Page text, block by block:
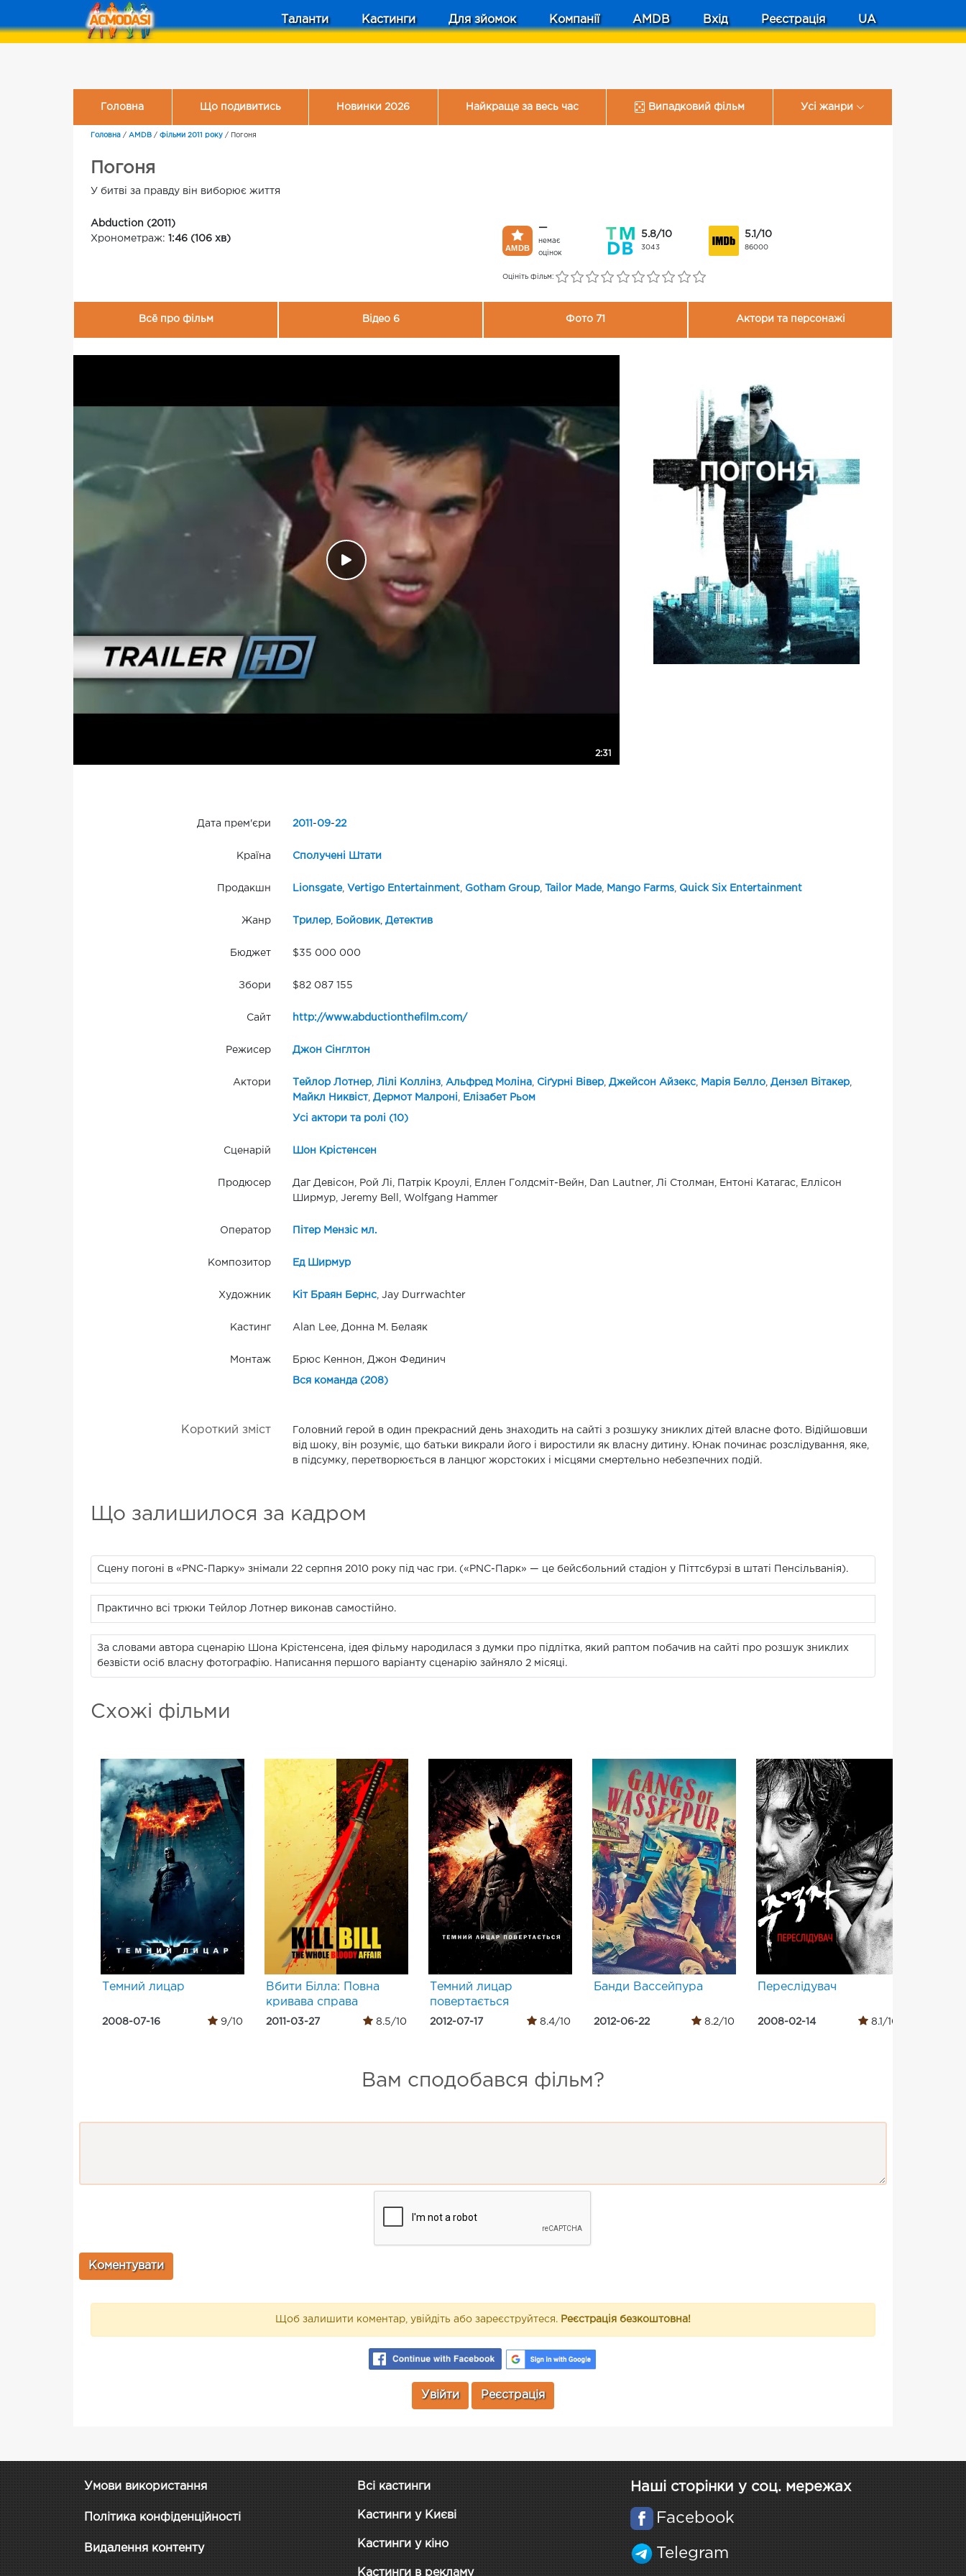
Таланти Кастинги Для зйомок Компанії AMDB Вхід Реєстрація UA
Головна Що подивитись Новинки 2026 Найкраще за весь час Випадковий фільм Усі жанри
Головна / AMDB / Фільми 2011 року / Погоня
Погоня
У битві за правду він виборює життя
Abduction (2011)
Хронометраж: 1:46 (106 хв)
—
немає
оцінок
5.8/10
3043
5.1/10
86000
Оцініть фільм:
Всё про фільм Відео 6 Фото 71 Актори та персонажі
2:31
Дата прем'єри 2011 -09-22
Країна Сполучені Штати
Продакшн Lionsgate, Vertigo Entertainment, Gotham Group, Tailor Made, Mango Farms, Quick Six Entertainment
Жанр Трилер, Бойовик, Детектив
Бюджет $35 000 000
Збори $82 087 155
Сайт http://www.abductionthefilm.com/
Режисер Джон Сінглтон
Актори Тейлор Лотнер, Лілі Коллінз, Альфред Моліна, Сіґурні Вівер, Джейсон Айзекс, Марія Белло, Дензел Вітакер,
Майкл Никвіст, Дермот Малроні Елізабет Рьом
Усі актори та ролі (10)
Сценарій Шон Крістенсен
Продюсер
Даг Девісон, Рой Лі, Патрік Кроулі, Еллен Голдсміт-Вейн, Dan Lautner, Лі Столман, Ентоні Катагас, Еллісон
Ширмур, Jeremy Bell, Wolfgang Hammer
Оператор Пітер Мензіс мл.
Композитор Ед Ширмур
Художник Кіт Браян Бернс, Jay Durrwachter
Кастинг Alan Lee, Донна М. Белаяк
Монтаж Брюс Кеннон, Джон Фединич
Вся команда (208)
Короткий зміст
Головний герой в один прекрасний день знаходить на сайті з розшуку зниклих дітей власне фото. Відійшовши
від шоку, він розуміє, що батьки викрали його і виростили як власну дитину. Юнак починає розслідування, яке,
в підсумку, перетворюється в ланцюг жорстоких і місцями смертельно небезпечних подій.
Що залишилося за кадром
Сцену погоні в «PNC-Парку» знімали 22 серпня 2010 року під час гри. («PNC-Парк» — це бейсбольний стадіон у Піттсбурзі в штаті Пенсільванія).
Практично всі трюки Тейлор Лотнер виконав самостійно.
За словами автора сценарію Шона Крістенсена, ідея фільму народилася з думки про підлітка, який раптом побачив на сайті про розшук зниклих
безвісти осіб власну фотографію. Написання першого варіанту сценарію зайняло 2 місяці.
Схожі фільми
Темний лицар
2008-07-16 9/10
Вбити Білла: Повна
кривава справа
2011-03-27 8.5/10
Темний лицар
повертається
2012-07-17 8.4/10
Банди Вассейпура
2012-06-22 8.2/10
Переслідувач
2008-02-14 8.1/10
Вам сподобався фільм?
Щоб залишити коментар, увійдіть або зареєструйтеся. Реєстрація безкоштовна!
Увійти Реєстрація
Умови використання
Політика конфіденційності
Видалення контенту
Всі кастинги
Кастинги у Києві
Кастинги у кіно
Кастинги в рекламу
Наші сторінки у соц. мережах
Facebook
Telegram